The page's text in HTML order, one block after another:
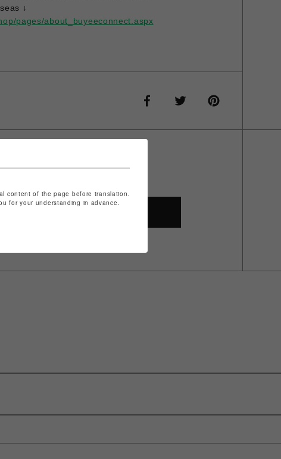
↓
pages/about_buyeeconnect.aspx
content of the page before translation.
for your understanding in advance.